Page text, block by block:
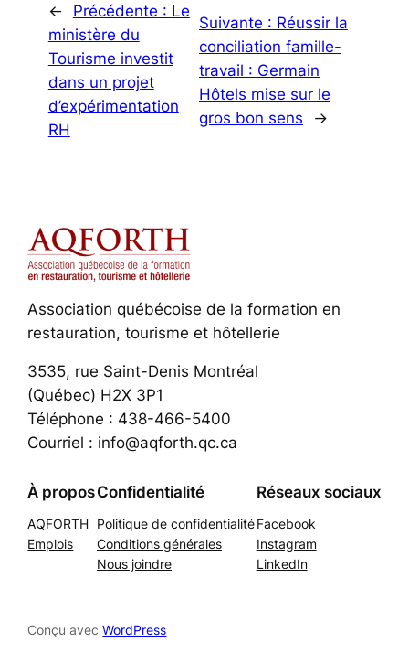
← Précédente : Le
ministère du
Tourisme investit
dans un projet
d’expérimentation
RH
Suivante : Réussir la
conciliation famille-
travail : Germain
Hôtels mise sur le
gros bon sens
→
Association québécoise de la formation en
restauration, tourisme et hôtellerie
3535, rue Saint-Denis Montréal
(Québec) H2X 3P1
Téléphone : 438-466-5400
Courriel : info@aqforth.qc.ca
À propos
AQFORTH
Emplois
Confidentialité
Politique de confidentialité
Conditions générales
Nous joindre
Réseaux sociaux
Facebook
Instagram
LinkedIn
Conçu avecWordPress